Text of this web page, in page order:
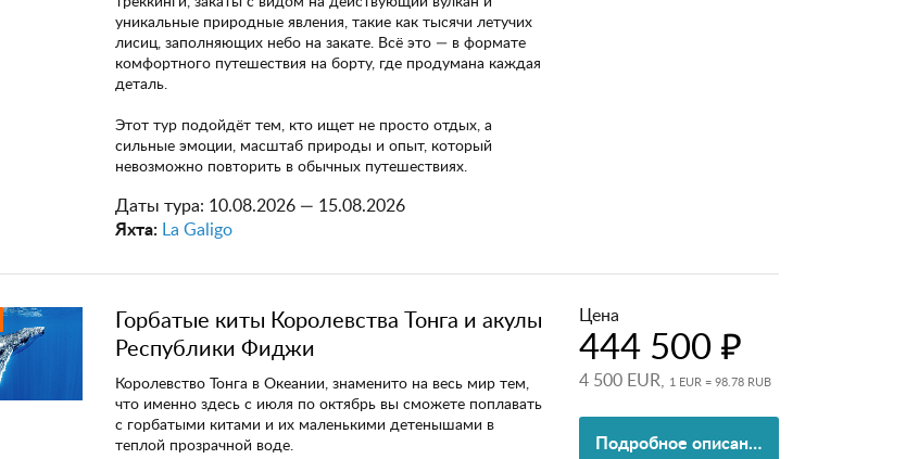
уникальные природные явления, такие как тысячи летучих
лисиц, заполняющих небо на закате. Всё это — в формате
комфортного путешествия на борту, где продумана каждая
деталь.
Этот тур подойдёт тем, кто ищет не просто отдых, а
сильные эмоции, масштаб природы и опыт, который
невозможно повторить в обычных путешествиях.
Даты тура: 10.08.2026 — 15.08.2026
Яхта:
La Galigo
Горбатые киты Королевства Тонга и акулы
Республики Фиджи
Королевство Тонга в Океании, знаменито на весь мир тем,
что именно здесь с июля по октябрь вы сможете поплавать
с горбатыми китами и их маленькими детенышами в
теплой прозрачной воде.
Цена
444 500 ₽
4 500 EUR, 1 EUR = 98.78 RUB
Подробное описание